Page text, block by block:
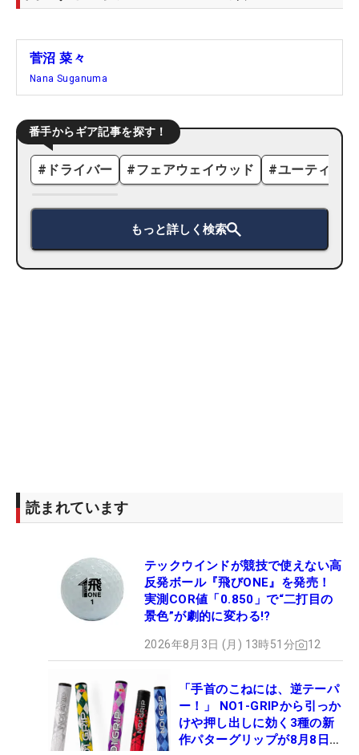
菅沼 菜々
Nana Suganuma
番手からギア記事を探す！
# ドライバー #フェアウェイウッド #ユーティリ
もっと詳しく検索
読まれています
テックウインドが競技で使えない高
反発ボール『飛びONE』を発売！
実測COR値「0.850」で“二打目の
景色”が劇的に変わる!?
2026年8月3日 (月) 13時51分 12
「手首のこねには、逆テーパ
ー！」 NO1-GRIPから引っか
けや押し出しに効く3種の新
作パターグリップが8月8日デ